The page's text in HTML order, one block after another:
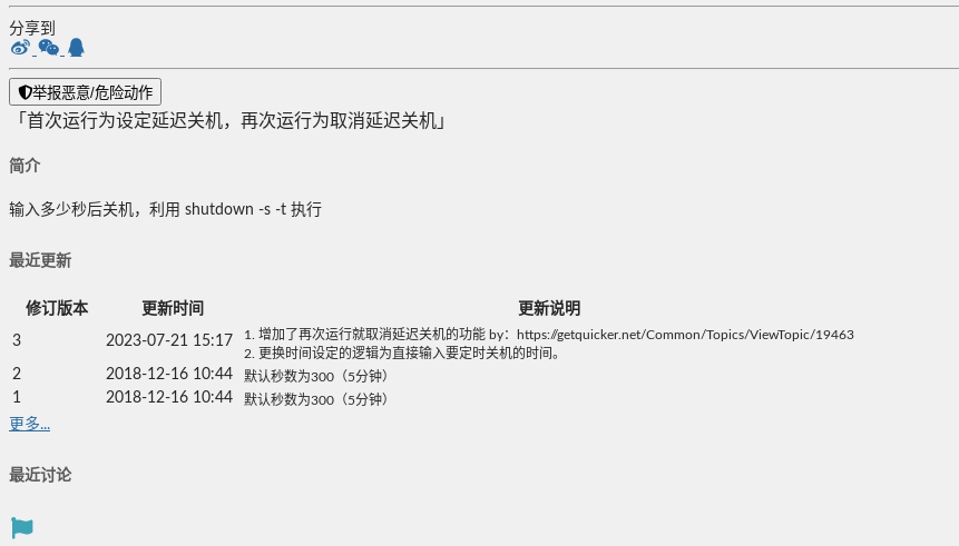
分享到
举报恶意/危险动作
「首次运行为设定延迟关机，再次运行为取消延迟关机」
简介
输入多少秒后关机，利用 shutdown -s -t 执行
最近更新
修订版本 更新时间 更新说明
3 2023-07-21 15:17
1. 增加了再次运行就取消延迟关机的功能 by：https://getquicker.net/Common/Topics/ViewTopic/19463
2. 更换时间设定的逻辑为直接输入要定时关机的时间。
2 2018-12-16 10:44 默认秒数为300（5分钟）
1 2018-12-16 10:44 默认秒数为300（5分钟）
更多...
最近讨论